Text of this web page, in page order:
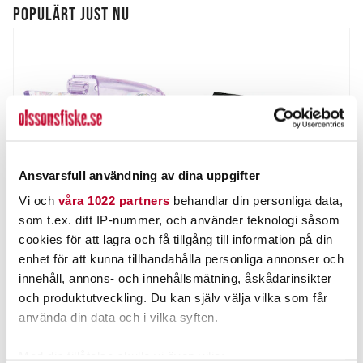
Ansvarsfull användning av dina uppgifter
Vi och våra 1022 partners behandlar din personliga data,
som t.ex. ditt IP-nummer, och använder teknologi såsom
cookies för att lagra och få tillgång till information på din
enhet för att kunna tillhandahålla personliga annonser och
innehåll, annons- och innehållsmätning, åskådarinsikter
och produktutveckling. Du kan själv välja vilka som får
använda din data och i vilka syften.
POPULÄRT JUST NU
LUHR JENSEN
Luhr Jensen Whole Bait
Head Medium
Nuvarande pris:
79,00 krTidigare pris:
99,00 kr
79,00 kr
99,00 kr
FINNS I LAGER.
LÄS MER
RAPALA
Rapala Soft Grip Filé 9"
23cm
Nuvarande pris
295,00 krTidigare pris:
420,00 kr
295,00 kr
420,00 kr
6 ST
LÄGG I VARUKORGEN